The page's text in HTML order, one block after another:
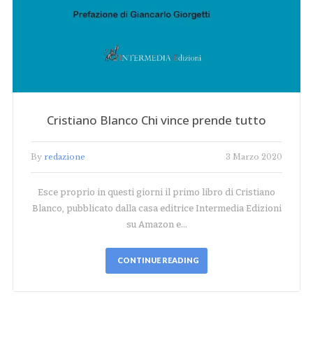
Cristiano Blanco Chi vince prende tutto
By redazione 3 Marzo 2020
Esce proprio in questi giorni il primo libro di Cristiano
Blanco, pubblicato dalla casa editrice Intermedia Edizioni
su Amazon e…
CONTINUE READING